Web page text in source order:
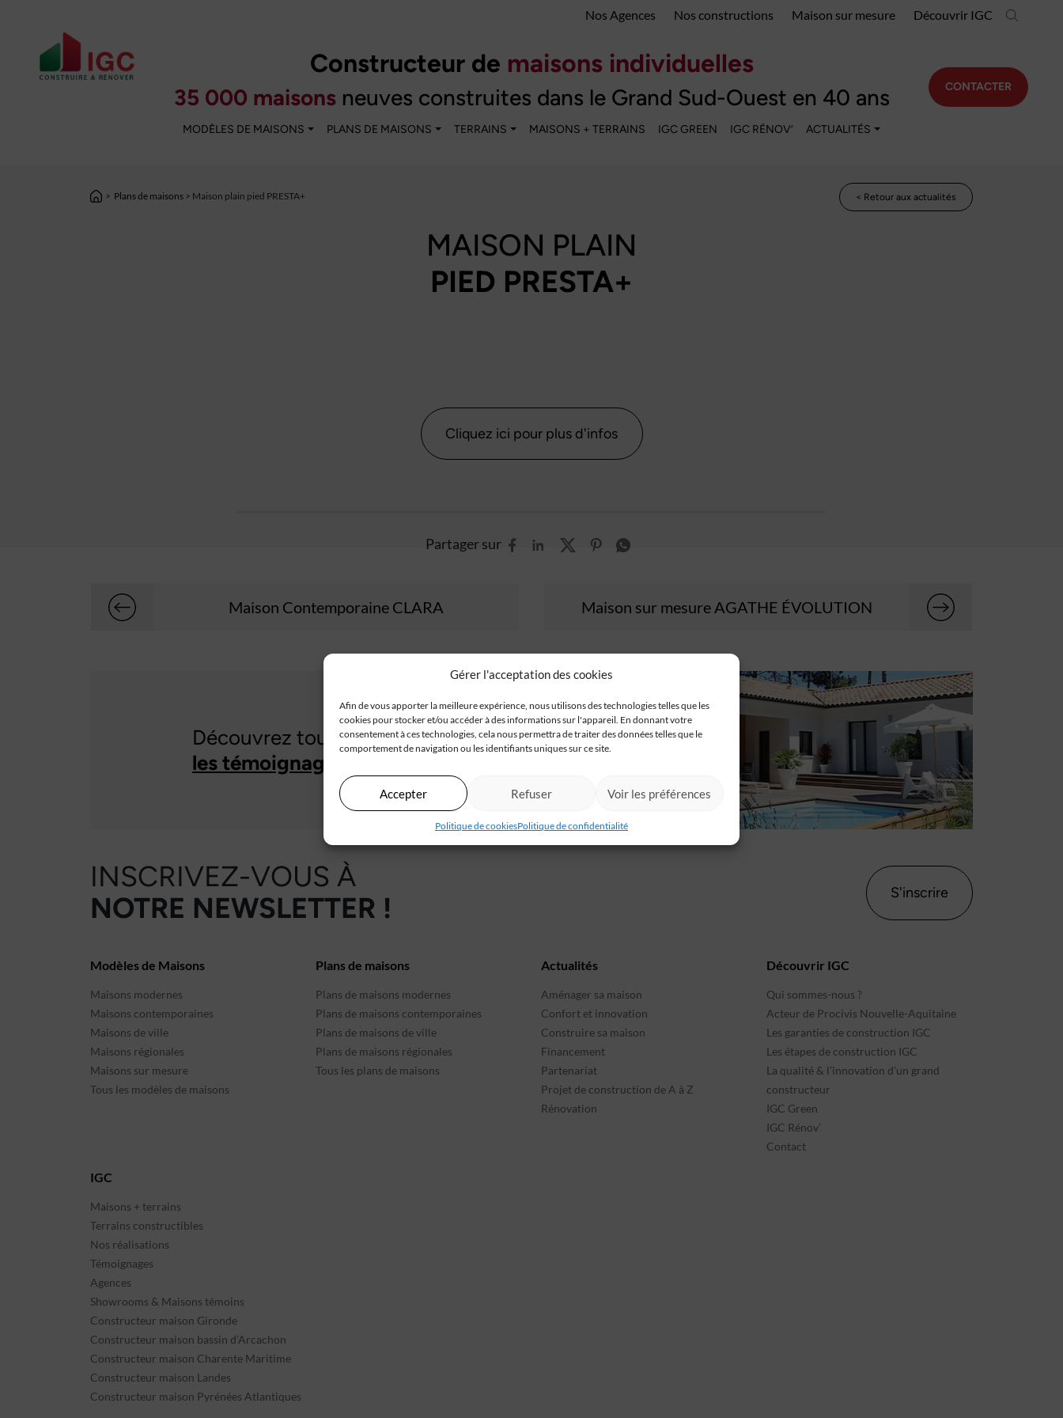
Gérer l'acceptation des cookies
Afin de vous apporter la meilleure expérience, nous utilisons des technologies telles que les
cookies pour stocker et/ou accéder à des informations sur l'appareil. En donnant votre
consentement à ces technologies, cela nous permettra de traiter des données telles que le
comportement de navigation ou les identifiants uniques sur ce site.
Accepter Refuser Voir les préférences
Politique de cookiesPolitique de confidentialité
Nos Agences Nos constructions Maison sur mesure Découvrir IGC
Constructeur de maisons individuelles
35 000 maisonsneuves construites dans le Grand Sud-Ouest en 40 ans
MODÈLES DE MAISONS PLANS DE MAISONS TERRAINS MAISONS + TERRAINS IGC GREEN IGC RÉNOV’ ACTUALITÉS
CONTACTER
> Plans de maisons > Maison plain pied PRESTA+ < Retour aux actualités
MAISON PLAIN
PIED PRESTA+
Cliquez ici pour plus d'infos
Partager sur
Maison Contemporaine CLARA Maison sur mesure AGATHE ÉVOLUTION
Découvrez tous
les témoignages en video
INSCRIVEZ-VOUS À
NOTRE NEWSLETTER !
S'inscrire
Modèles de Maisons
Maisons modernes
Maisons contemporaines
Maisons de ville
Maisons régionales
Maisons sur mesure
Tous les modèles de maisons
Plans de maisons
Plans de maisons modernes
Plans de maisons contemporaines
Plans de maisons de ville
Plans de maisons régionales
Tous les plans de maisons
Actualités
Aménager sa maison
Confort et innovation
Construire sa maison
Financement
Partenariat
Projet de construction de A à Z
Rénovation
Découvrir IGC
Qui sommes-nous ?
Acteur de Procivis Nouvelle-Aquitaine
Les garanties de construction IGC
Les étapes de construction IGC
La qualité & l’innovation d’un grand
constructeur
IGC Green
IGC Rénov’
Contact
IGC
Maisons + terrains
Terrains constructibles
Nos réalisations
Témoignages
Agences
Showrooms & Maisons témoins
Constructeur maison Gironde
Constructeur maison bassin d’Arcachon
Constructeur maison Charente Maritime
Constructeur maison Landes
Constructeur maison Pyrénées Atlantiques